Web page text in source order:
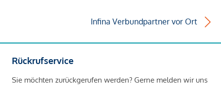
Infina Verbundpartner vor Ort
Rückrufservice
Sie möchten zurückgerufen werden? Gerne melden wir uns